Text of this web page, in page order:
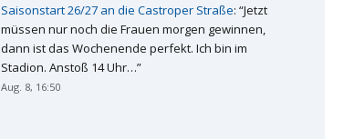
Saisonstart 26/27 an die Castroper Straße: “Jetzt
müssen nur noch die Frauen morgen gewinnen,
dann ist das Wochenende perfekt. Ich bin im
Stadion. Anstoß 14 Uhr…”
Aug. 8, 16:50